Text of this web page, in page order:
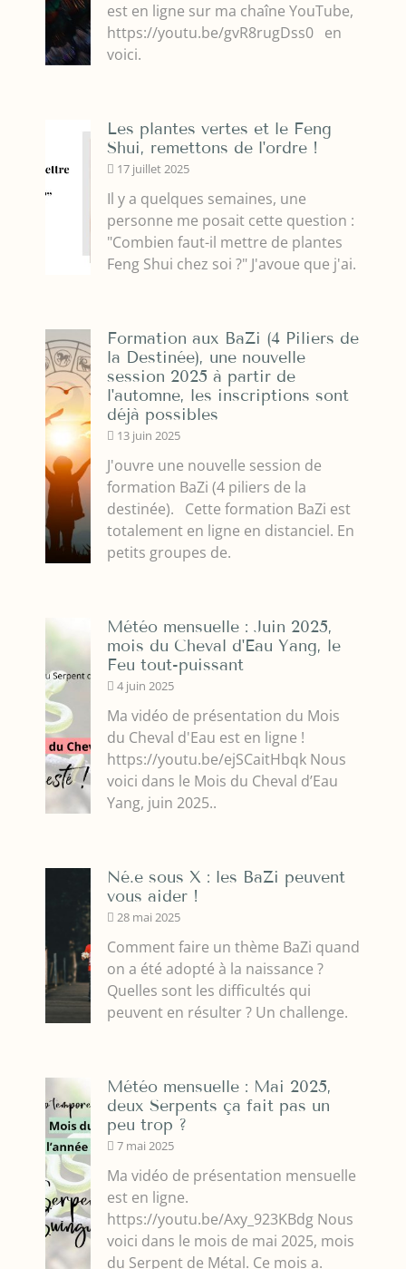
est en ligne sur ma chaîne YouTube,
https://youtu.be/gvR8rugDss0 en
voici.
Les plantes vertes et le Feng
Shui, remettons de l'ordre !
17 juillet 2025
Il y a quelques semaines, une
personne me posait cette question :
"Combien faut-il mettre de plantes
Feng Shui chez soi ?" J'avoue que j'ai.
Formation aux BaZi (4 Piliers de
la Destinée), une nouvelle
session 2025 à partir de
l'automne, les inscriptions sont
déjà possibles
13 juin 2025
J'ouvre une nouvelle session de
formation BaZi (4 piliers de la
destinée). Cette formation BaZi est
totalement en ligne en distanciel. En
petits groupes de.
Météo mensuelle : Juin 2025,
mois du Cheval d'Eau Yang, le
Feu tout-puissant
4 juin 2025
Ma vidéo de présentation du Mois
du Cheval d'Eau est en ligne !
https://youtu.be/ejSCaitHbqk Nous
voici dans le Mois du Cheval d’Eau
Yang, juin 2025..
Né.e sous X : les BaZi peuvent
vous aider !
28 mai 2025
Comment faire un thème BaZi quand
on a été adopté à la naissance ?
Quelles sont les difficultés qui
peuvent en résulter ? Un challenge.
Météo mensuelle : Mai 2025,
deux Serpents ça fait pas un
peu trop ?
7 mai 2025
Ma vidéo de présentation mensuelle
est en ligne.
https://youtu.be/Axy_923KBdg Nous
voici dans le mois de mai 2025, mois
du Serpent de Métal. Ce mois a.